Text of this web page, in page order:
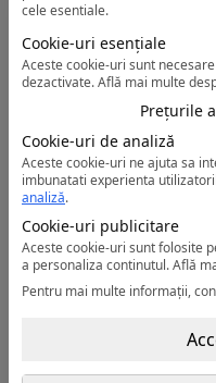
• Grad de finete tricot 10
• Saculet pentru
• Latexul ofera
• Durabilitate si
uscate
• Nivel D de rezistenta
• Ideale pentru
Fisa tehnica:
cele esentiale.
Cookie-uri esențiale
Aceste cookie-uri sunt
dezactivate.Află mai multe
Prețurile
Cookie-uri de analiză
Aceste cookie-uri ne ajuta sa
imbunatati experienta
analiză.
Cookie-uri publicitare
Aceste cookie-uri sunt folosite
a personaliza continutul.Află
Pentru mai multe informații,